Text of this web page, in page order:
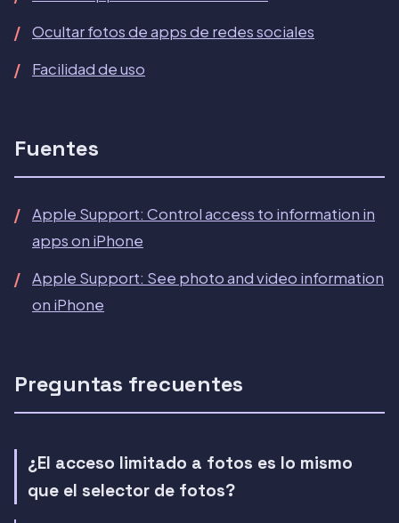
Ocultar fotos de apps de redes sociales
Facilidad de uso
Fuentes
Apple Support: Control access to information in
apps on iPhone
Apple Support: See photo and video information
on iPhone
Preguntas frecuentes
¿El acceso limitado a fotos es lo mismo
que el selector de fotos?